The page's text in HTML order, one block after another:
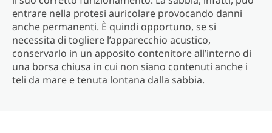
entrare nella protesi auricolare provocando danni
anche permanenti. È quindi opportuno, se si
necessita di togliere l’apparecchio acustico,
conservarlo in un apposito contenitore all’interno di
una borsa chiusa in cui non siano contenuti anche i
teli da mare e tenuta lontana dalla sabbia.